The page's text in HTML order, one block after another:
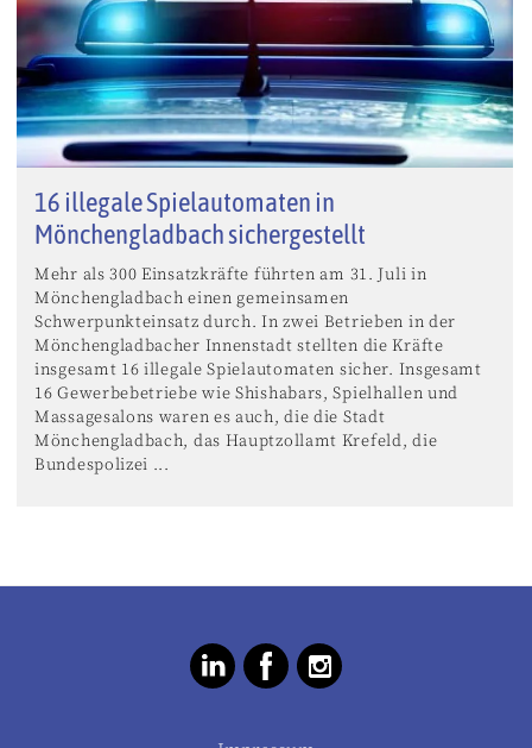
16 illegale Spielautomaten in
Mönchengladbach sichergestellt
Mehr als 300 Einsatzkräfte führten am 31. Juli in
Mönchengladbach einen gemeinsamen
Schwerpunkteinsatz durch. In zwei Betrieben in der
Mönchengladbacher Innenstadt stellten die Kräfte
insgesamt 16 illegale Spielautomaten sicher. Insgesamt
16 Gewerbebetriebe wie Shishabars, Spielhallen und
Massagesalons waren es auch, die die Stadt
Mönchengladbach, das Hauptzollamt Krefeld, die
Bundespolizei ...